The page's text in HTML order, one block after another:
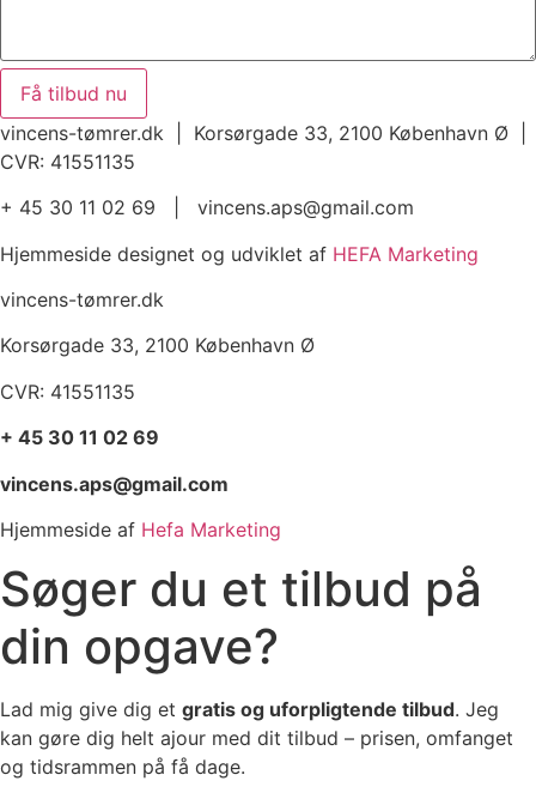
Få tilbud nu
vincens-tømrer.dk | Korsørgade 33, 2100 København Ø |
CVR: 41551135
+ 45 30 11 02 69 | vincens.aps@gmail.com
Hjemmeside designet og udviklet af HEFA Marketing
vincens-tømrer.dk
Korsørgade 33, 2100 København Ø
CVR: 41551135
+ 45 30 11 02 69
vincens.aps@gmail.com
Hjemmeside af Hefa Marketing
Søger du et tilbud på
din opgave?
Lad mig give dig et gratis og uforpligtende tilbud. Jeg
kan gøre dig helt ajour med dit tilbud – prisen, omfanget
og tidsrammen på få dage.